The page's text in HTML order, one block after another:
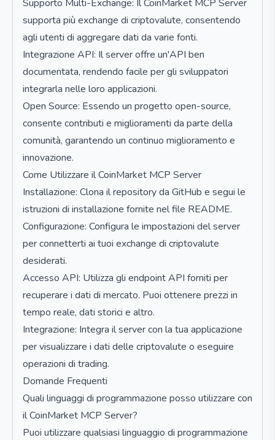
Supporto Multi-Exchange: Il CoinMarket MCP Server
supporta più exchange di criptovalute, consentendo
agli utenti di aggregare dati da varie fonti.
Integrazione API: Il server offre un'API ben
documentata, rendendo facile per gli sviluppatori
integrarla nelle loro applicazioni.
Open Source: Essendo un progetto open-source,
consente contributi e miglioramenti da parte della
comunità, garantendo un continuo miglioramento e
innovazione.
Come Utilizzare il CoinMarket MCP Server
Installazione: Clona il repository da GitHub e segui le
istruzioni di installazione fornite nel file README.
Configurazione: Configura le impostazioni del server
per connetterti ai tuoi exchange di criptovalute
desiderati.
Accesso API: Utilizza gli endpoint API forniti per
recuperare i dati di mercato. Puoi ottenere prezzi in
tempo reale, dati storici e altro.
Integrazione: Integra il server con la tua applicazione
per visualizzare i dati delle criptovalute o eseguire
operazioni di trading.
Domande Frequenti
Quali linguaggi di programmazione posso utilizzare con
il CoinMarket MCP Server?
Puoi utilizzare qualsiasi linguaggio di programmazione